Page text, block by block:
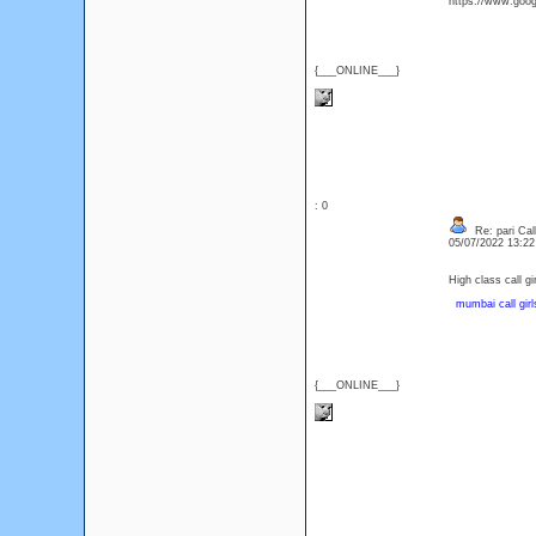
{___ONLINE___}
: 0
{___ONLINE___}
Re: pari
05/07/2022
High class call
mumbai call